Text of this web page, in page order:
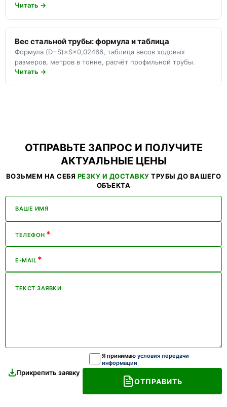
Читать →
Вес стальной трубы: формула и таблица
Формула (D−S)×S×0,02466, таблица весов ходовых
размеров, метров в тонне, расчёт профильной трубы.
Читать →
ОТПРАВЬТЕ ЗАПРОС И ПОЛУЧИТЕ
АКТУАЛЬНЫЕ ЦЕНЫ
ВОЗЬМЕМ НА СЕБЯ РЕЗКУ И ДОСТАВКУ ТРУБЫ ДО ВАШЕГО
ОБЪЕКТА
ВАШЕ ИМЯ
ТЕЛЕФОН *
E-MAIL *
ТЕКСТ ЗАЯВКИ
Прикрепить заявку
Я принимаю условия передачи
информации
ОТПРАВИТЬ